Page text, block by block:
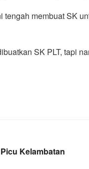
tengah membuat SK
SK PLT, tapi
Kelambatan